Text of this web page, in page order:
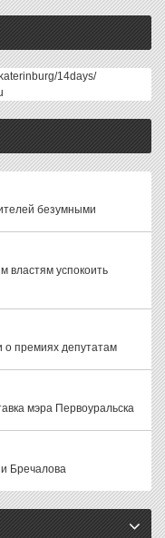
14days/
безумными
властям успокоить
о премиях депутатам
мэра Первоуральска
Бречалова